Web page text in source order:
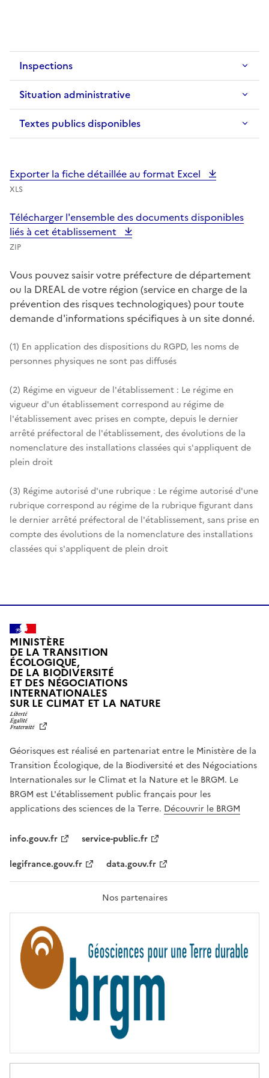
Inspections
Situation administrative
Textes publics disponibles
Exporter la fiche détaillée au format Excel
XLS
Télécharger l'ensemble des documents disponibles
liés à cet établissement
ZIP
Vous pouvez saisir votre préfecture de département
ou la DREAL de votre région (service en charge de la
prévention des risques technologiques) pour toute
demande d'informations spécifiques à un site donné.
(1) En application des dispositions du RGPD, les noms de
personnes physiques ne sont pas diffusés
(2) Régime en vigueur de l'établissement : Le régime en
vigueur d'un établissement correspond au régime de
l'établissement avec prises en compte, depuis le dernier
arrêté préfectoral de l'établissement, des évolutions de la
nomenclature des installations classées qui s'appliquent de
plein droit
(3) Régime autorisé d'une rubrique : Le régime autorisé d'une
rubrique correspond au régime de la rubrique figurant dans
le dernier arrêté préfectoral de l'établissement, sans prise en
compte des évolutions de la nomenclature des installations
classées qui s'appliquent de plein droit
MINISTÈRE
DE LA TRANSITION
ÉCOLOGIQUE,
DE LA BIODIVERSITÉ
ET DES NÉGOCIATIONS
INTERNATIONALES
SUR LE CLIMAT ET LA NATUREL
T
É
,
É
G
A
L
F
A
T
R
T
É
Géorisques est réalisé en partenariat entre le Ministère de la
Transition Écologique, de la Biodiversité et des Négociations
Internationales sur le Climat et la Nature et le BRGM. Le
BRGM est L'établissement public français pour les
applications des sciences de la Terre. Découvrir le BRGM
info.gouv.fr
service-public.fr
legifrance.gouv.fr
data.gouv.fr
Nos partenaires